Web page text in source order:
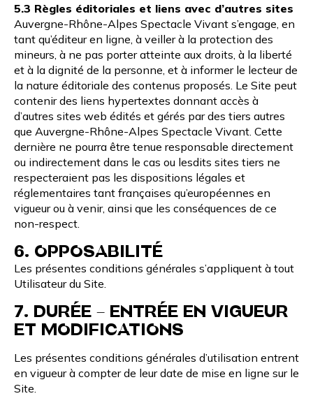
5.3 Règles éditoriales et liens avec d’autres sites
Auvergne-Rhône-Alpes Spectacle Vivant s’engage, en
tant qu’éditeur en ligne, à veiller à la protection des
mineurs, à ne pas porter atteinte aux droits, à la liberté
et à la dignité de la personne, et à informer le lecteur de
la nature éditoriale des contenus proposés. Le Site peut
contenir des liens hypertextes donnant accès à
d’autres sites web édités et gérés par des tiers autres
que Auvergne-Rhône-Alpes Spectacle Vivant. Cette
dernière ne pourra être tenue responsable directement
ou indirectement dans le cas ou lesdits sites tiers ne
respecteraient pas les dispositions légales et
réglementaires tant françaises qu’européennes en
vigueur ou à venir, ainsi que les conséquences de ce
non-respect.
6. OPPOSABILITÉ
Les présentes conditions générales s’appliquent à tout
Utilisateur du Site.
7. DURÉE – ENTRÉE EN VIGUEUR
ET MODIFICATIONS
Les présentes conditions générales d’utilisation entrent
en vigueur à compter de leur date de mise en ligne sur le
Site.